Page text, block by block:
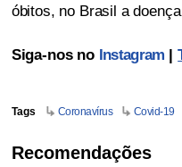
óbitos, no Brasil a
Siga-nos no Instagram |
Tags Coronavírus Covid-19
Recomendações